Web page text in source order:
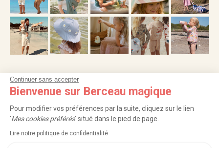
Continuer sans accepter
Bienvenue sur Berceau magique
Pour modifier vos préférences par la suite, cliquez sur le lien
'Mes cookies préférés' situé dans le pied de page.
Lire notre politique de confidentialité
NOS SERVICES
À PROPOS